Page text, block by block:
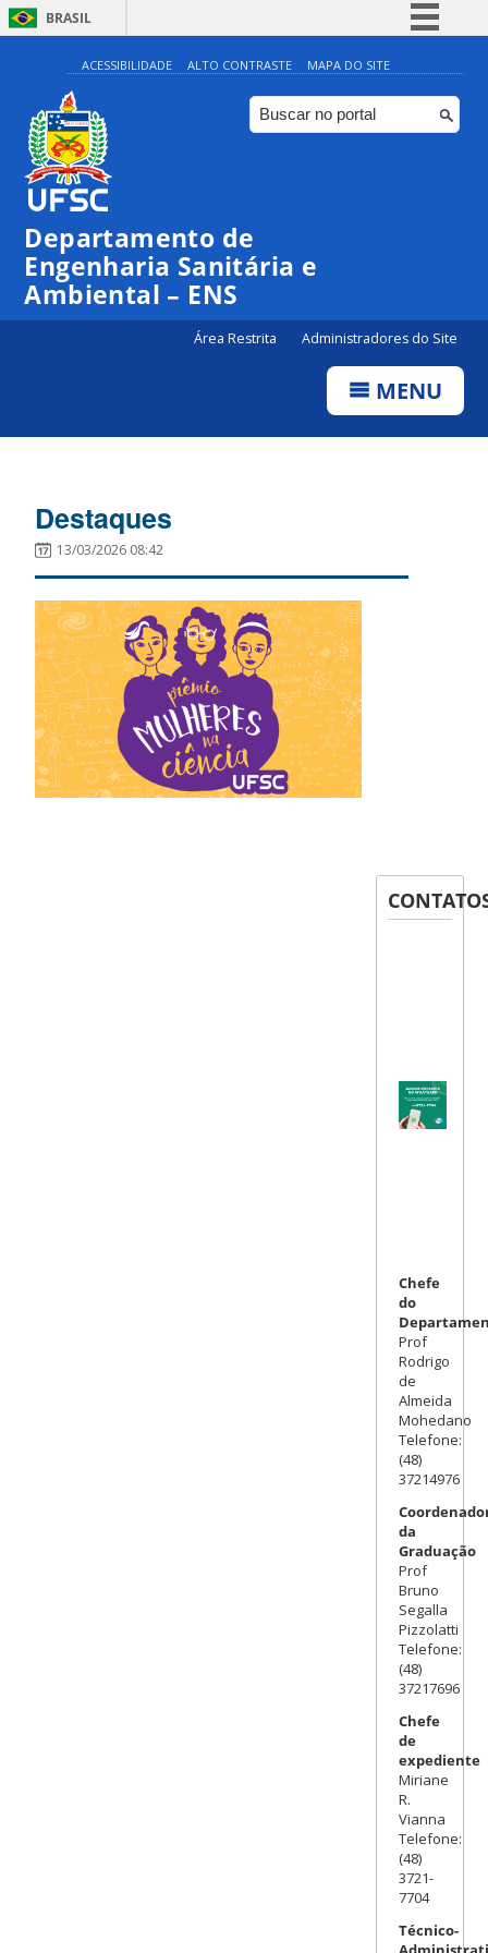
BRASIL
Simplifique!
Comunica BR
Participe
ACESSIBILIDADE ALTO CONTRASTE MAPA DO SITE
Departamento de
Engenharia Sanitária e
Ambiental – ENS
Área Restrita Administradores do Site
MENU
Destaques
13/03/2026 08:42
Chefe
do
Prof
Rodrigo
de
Almeida
Mohedano
Telefone:
(48)
37214976
da
Graduação
Prof
Bruno
Segalla
Pizzolatti
Telefone:
(48)
37217696
Chefe
de
expediente
Miriane
R.
Vianna
Telefone:
(48)
3721-
7704
Técnico-